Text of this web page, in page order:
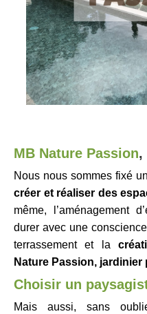
MB Nature Passion,
Nous nous sommes fixé
créer et réaliser des
même, l’aménagement
durer avec une
terrassement et la
Nature Passion, jardinier
Choisir un p
Mais aussi, sans